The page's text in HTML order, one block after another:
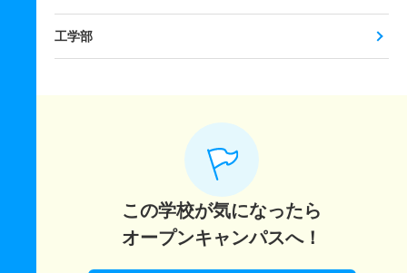
工学部
この学校が気になったら
オープンキャンパスへ！